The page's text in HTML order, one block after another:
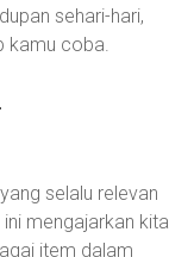
sehari-hari,
kamu coba.
selalu relevan
mengajarkan kita
item dalam